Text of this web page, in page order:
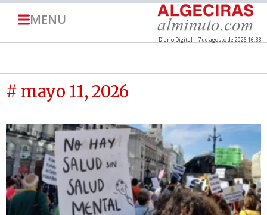
MENU
Diario Digital | 7 de agosto de 2026 16:33
# mayo 11, 2026